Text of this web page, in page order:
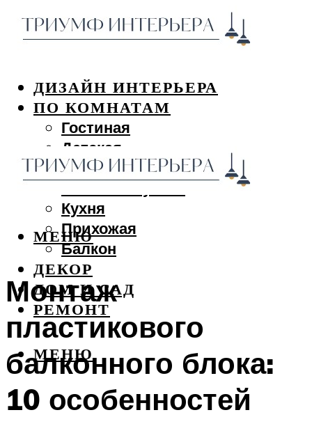
ДИЗАЙН ИНТЕРЬЕРА
ПО КОМНАТАМ
Гостиная
Детская
Спальня
Кухня
Прихожая
Балкон
ДЕКОР
ДОМ И САД
РЕМОНТ
МЕНЮ
МЕНЮ
Монтаж
пластикового
балконного блока:
10 особенностей